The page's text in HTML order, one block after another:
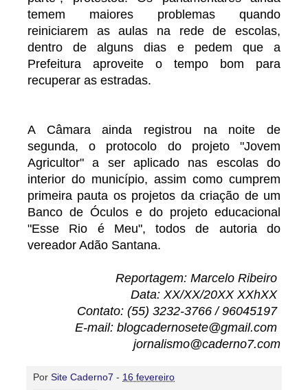
temem maiores problemas quando
reiniciarem as aulas na rede de escolas,
dentro de alguns dias e pedem que a
Prefeitura aproveite o tempo bom para
recuperar as estradas.
A Câmara ainda registrou na noite de
segunda, o protocolo do projeto "Jovem
Agricultor" a ser aplicado nas escolas do
interior do município, assim como cumprem
primeira pauta os projetos da criação de um
Banco de Óculos e do projeto educacional
"Esse Rio é Meu", todos de autoria do
vereador Adão Santana.
Reportagem: Marcelo Ribeiro
Data: XX/XX/20XX XXhXX
Contato: (55) 3232-3766 / 96045197
E-mail: blogcadernosete@gmail.com
jornalismo@caderno7.com
Por Site Caderno7 - 16 fevereiro